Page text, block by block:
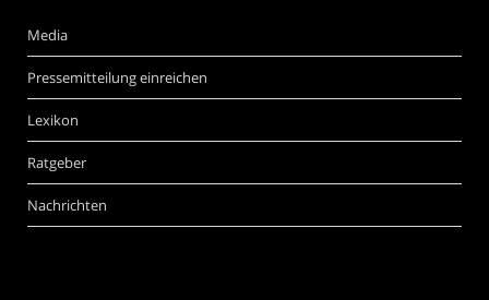
Media
Pressemitteilung einreichen
Lexikon
Ratgeber
Nachrichten